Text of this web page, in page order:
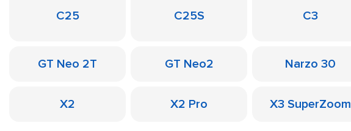
C25 C25S C3
GT Neo 2T GT Neo2 Narzo 30
X2 X2 Pro X3 SuperZoom